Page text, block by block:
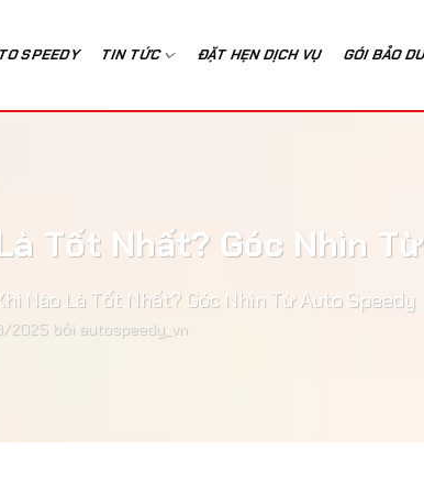
SPEEDY TIN TỨC ĐẶT HẸN DỊCH VỤ GÓI BẢO
Tốt Nhất? Góc Nhìn
Nào Là Tốt Nhất? Góc Nhìn Từ Auto Speedy
2025 bởi autospeedy_vn